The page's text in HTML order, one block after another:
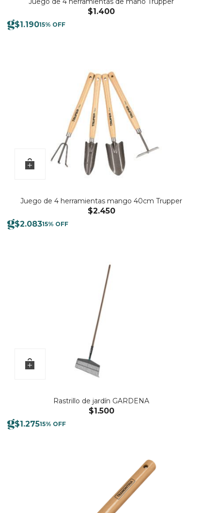
$1.400
$1.19015% OFF
Juego de 4 herramientas mango 40cm Trupper
$2.450
$2.08315% OFF
Rastrillo de jardín GARDENA
$1.500
$1.27515% OFF